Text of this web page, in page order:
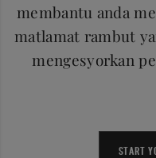
membantu anda
matlamat rambut
mengesyorkan
START